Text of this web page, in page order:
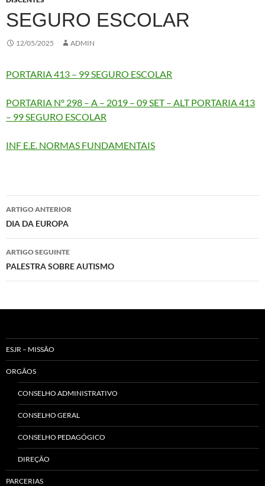
SEGURO ESCOLAR
12/05/2025 ADMIN
PORTARIA 413 – 99 SEGURO ESCOLAR
PORTARIA Nº 298 – A – 2019 – 09 SET – ALT PORTARIA 413
– 99 SEGURO ESCOLAR
INF E.E. NORMAS FUNDAMENTAIS
Navegação
de
artigos
ARTIGO ANTERIOR
DIA DA EUROPA
ARTIGO SEGUINTE
PALESTRA SOBRE AUTISMO
ESJR – MISSÃO
ORGÃOS
CONSELHO ADMINISTRATIVO
CONSELHO GERAL
CONSELHO PEDAGÓGICO
DIREÇÃO
PARCERIAS